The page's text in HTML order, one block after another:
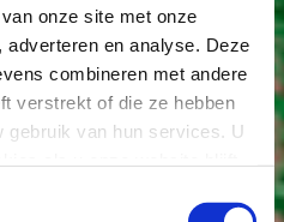
onze site met onze
en analyse. Deze
combineren met andere
verstrekt of die ze hebben
gebruik van hun services. U